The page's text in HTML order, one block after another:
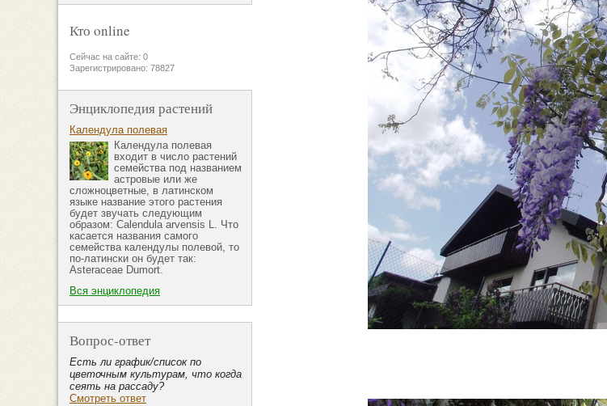
Кто online
Сейчас на сайте: 0
Зарегистрировано: 78827
Энциклопедия растений
Календула полевая
Календула полевая
входит в число растений
семейства под названием
астровые или же
сложноцветные, в латинском
языке название этого растения
будет звучать следующим
образом: Calendula arvensis L. Что
касается названия самого
семейства календулы полевой, то
по-латински он будет так:
Asteraceae Dumort.
Вся энциклопедия
Вопрос-ответ
Есть ли график/список по
цветочным культурам, что когда
сеять на рассаду?
Смотреть ответ